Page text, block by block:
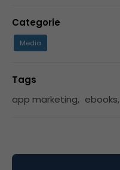
Categorie
Media
Tags
app marketing, ebooks,
4 Reacties